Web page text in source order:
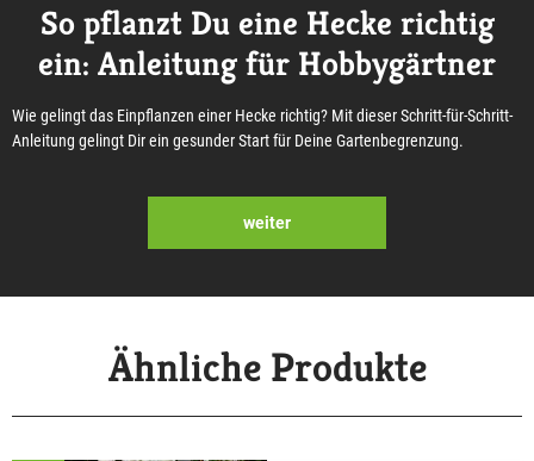
So pflanzt Du eine Hecke richtig
ein: Anleitung für Hobbygärtner
Wie gelingt das Einpflanzen einer Hecke richtig? Mit dieser Schritt-für-Schritt-
Anleitung gelingt Dir ein gesunder Start für Deine Gartenbegrenzung.
weiter
Ähnliche Produkte